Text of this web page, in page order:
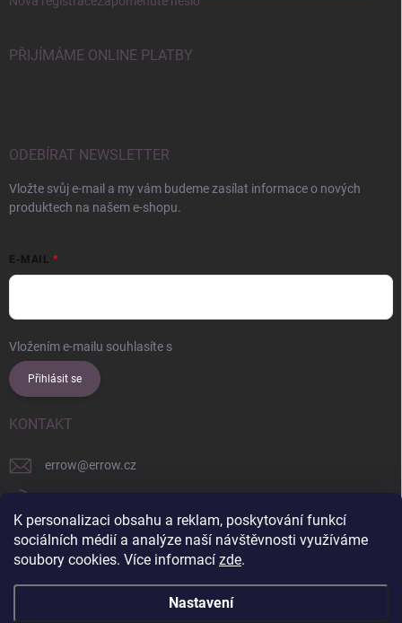
K personalizaci obsahu a reklam, poskytování funkcí
sociálních médií a analýze naší návštěvnosti využíváme
soubory cookies. Více informací zde.
Nastavení
PŘIJÍMÁME ONLINE PLATBY
ODEBÍRAT NEWSLETTER
Vložte svůj e-mail a my vám budeme zasílat informace o nových
produktech na našem e-shopu.
E-MAIL
Vložením e-mailu souhlasíte s
Přihlásit se
KONTAKT
errow@errow.cz
explore/locations/957228892/